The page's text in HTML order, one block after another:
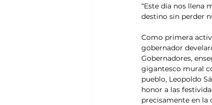
“Este día nos llena
destino sin perder
Como primera
gobernador
Gobernadores,
gigantesco mural
pueblo, Leopoldo
honor a las
precisamente en la